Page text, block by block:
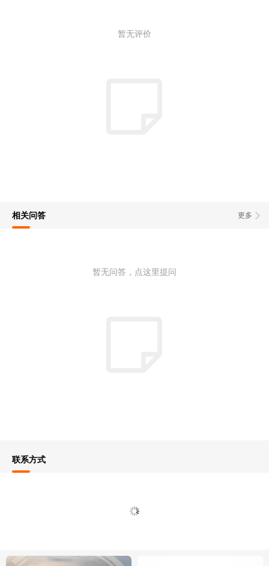
暂无评价
更多
相关问答
暂无问答，点这里提问
联系方式